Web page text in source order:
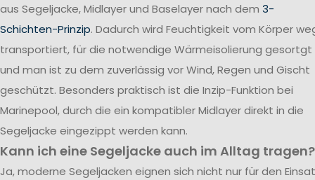
aus Segeljacke, Midlayer und Baselayer nach dem 3-
Schichten-Prinzip. Dadurch wird Feuchtigkeit vom Körper
transportiert, für die notwendige Wärmeisolierung gesortgt
und man ist zu dem zuverlässig vor Wind, Regen und Gischt
geschützt. Besonders praktisch ist die Inzip-Funktion bei
Marinepool, durch die ein kompatibler Midlayer direkt in die
Segeljacke eingezippt werden kann.
Kann ich eine Segeljacke auch im Alltag tragen?
Ja, moderne Segeljacken eignen sich nicht nur für den